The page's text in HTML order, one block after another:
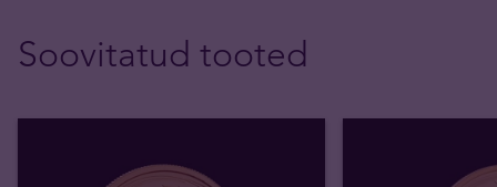
Soovitatud tooted